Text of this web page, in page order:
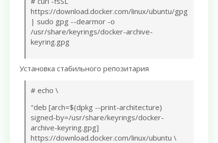
https://download.docker.com/linux/ubuntu/gpg
| sudo gpg --dearmor -o
/usr/share/keyrings/docker-archive-
keyring.gpg
Установка стабильного репозитария
# echo \
"deb [arch=$(dpkg --print-architecture)
signed-by=/usr/share/keyrings/docker-
archive-keyring.gpg]
https://download.docker.com/linux/ubuntu \